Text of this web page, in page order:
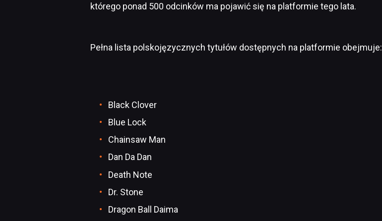
którego ponad 500 odcinków ma pojawić się na platformie tego lata.
Pełna lista polskojęzycznych tytułów dostępnych na platformie obejmuje:
Black Clover
Blue Lock
Chainsaw Man
Dan Da Dan
Death Note
Dr. Stone
Dragon Ball Daima